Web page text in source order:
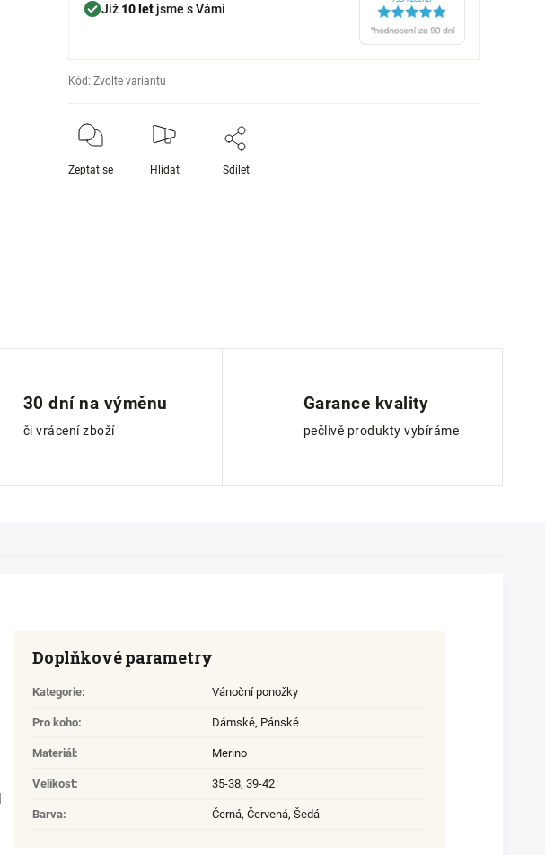
Již 10 letjsme s Vámi
Kód: Zvolte variantu
Zeptat se Hlídat Sdílet
30 dní na výměnu
či vrácení zboží
Garance kvality
pečlivě produkty vybíráme
Doplňkové parametry
Kategorie: Vánoční ponožky
Pro koho: Dámské, Pánské
Materiál : Merino
Velikost: 35-38, 39-42
Barva: Černá, Červená, Šedá